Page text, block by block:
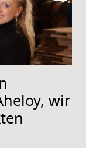
wir